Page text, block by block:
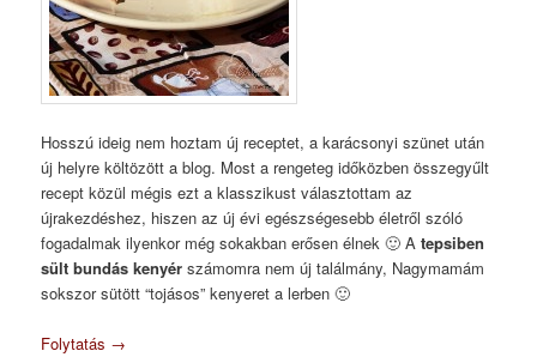
Hosszú ideig nem hoztam új receptet, a karácsonyi szünet után
új helyre költözött a blog. Most a rengeteg időközben összegyűlt
recept közül mégis ezt a klasszikust választottam az
újrakezdéshez, hiszen az új évi egészségesebb életről szóló
fogadalmak ilyenkor még sokakban erősen élnek 🙂 Atepsiben
sült bundás kenyér számomra nem új találmány, Nagymamám
sokszor sütött “tojásos” kenyeret a lerben 🙂
Folytatás →